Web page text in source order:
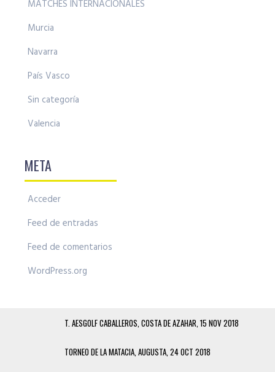
MATCHES INTERNACIONALES
Murcia
Navarra
País Vasco
Sin categoría
Valencia
META
Acceder
Feed de entradas
Feed de comentarios
WordPress.org
T. AESGOLF CABALLEROS, COSTA DE AZAHAR, 15 NOV 2018
TORNEO DE LA MATACIA, AUGUSTA, 24 OCT 2018